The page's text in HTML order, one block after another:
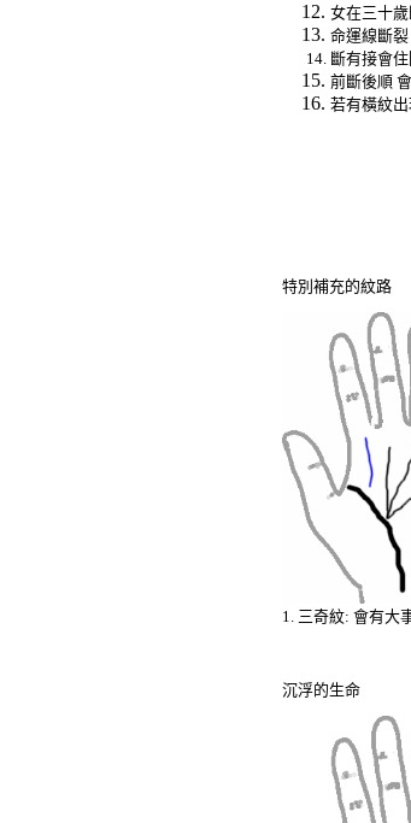
女在三十
命運線斷裂
斷有接會
前斷後順
若有橫紋
特別補充的紋路
1. 三奇紋: 會有大
沉浮的生命